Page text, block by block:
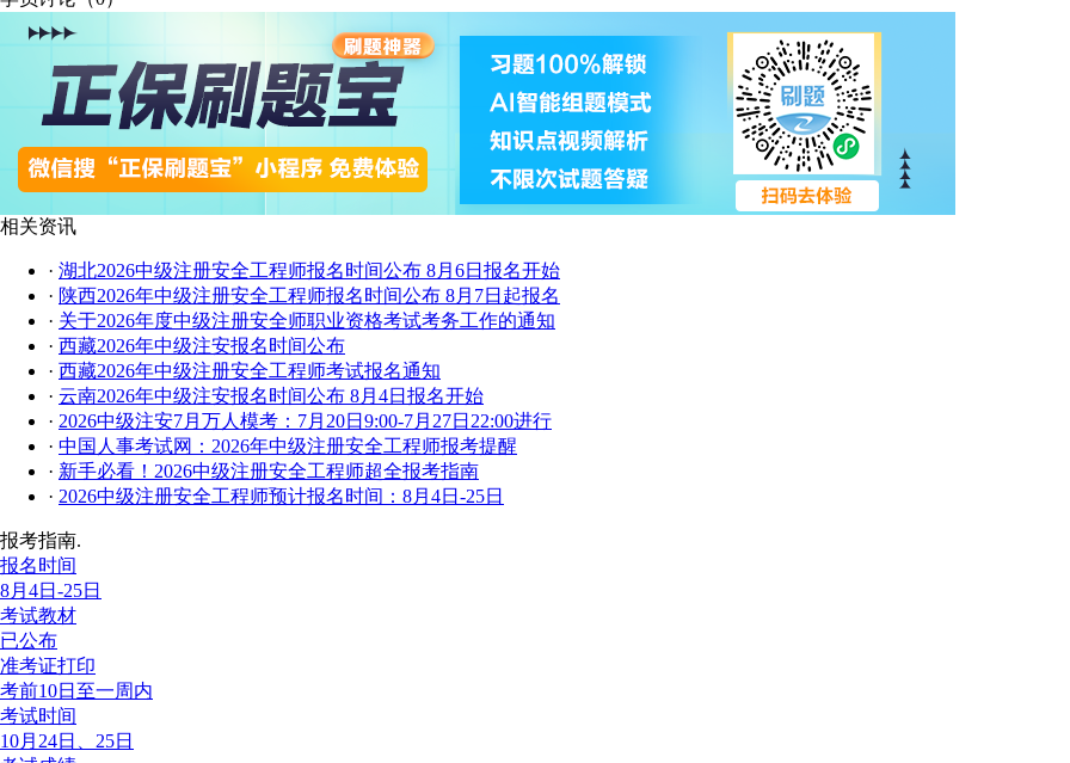
相关资讯
· 湖北2026中级注册安全工程师报名时间公布 8月6日报名开始
· 陕西2026年中级注册安全工程师报名时间公布 8月7日起报名
· 关于2026年度中级注册安全师职业资格考试考务工作的通知
· 西藏2026年中级注安报名时间公布
· 西藏2026年中级注册安全工程师考试报名通知
· 云南2026年中级注安报名时间公布 8月4日报名开始
· 2026中级注安7月万人模考：7月20日9:00-7月27日22:00进行
· 中国人事考试网：2026年中级注册安全工程师报考提醒
· 新手必看！2026中级注册安全工程师超全报考指南
· 2026中级注册安全工程师预计报名时间：8月4日-25日
报考指南.
报名时间
8月4日-25日
考试教材
已公布
准考证打印
考前10日至一周内
考试时间
10月24日、25日